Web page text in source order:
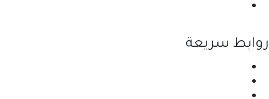
روابط سريعة